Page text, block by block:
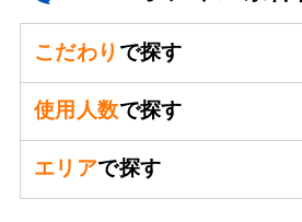
こだわり で探す
使用人数で探す
エリアで探す